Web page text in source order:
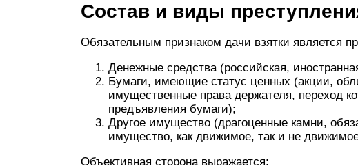
Состав и виды
Обязательным признаком дачи взятки является
Денежные средства (российская,
Бумаги, имеющие статус ценных (акции,
имущественные права держателя, переход
предъявления бумаги);
Другое имущество (драгоценные камни,
имущество, как движимое, так и не
Объективная сторона выражается: